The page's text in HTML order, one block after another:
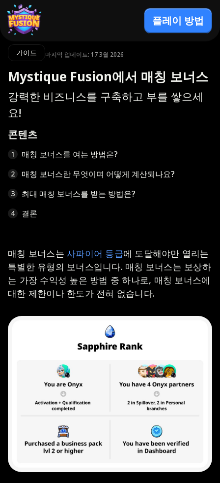
플레이 방법
가이드 마지막 업데이트: 17 3월 2026
Mystique Fusion에서 매칭 보너스
강력한 비즈니스를 구축하고 부를 쌓으세
요!
콘텐츠
1 매칭 보너스를 여는 방법은?
2 매칭 보너스란 무엇이며 어떻게 계산되나요?
3 최대 매칭 보너스를 받는 방법은?
4 결론
매칭 보너스는 사파이어 등급에 도달해야만 열리는
특별한 유형의 보너스입니다. 매칭 보너스는 보상하
는 가장 수익성 높은 방법 중 하나로, 매칭 보너스에
대한 제한이나 한도가 전혀 없습니다.